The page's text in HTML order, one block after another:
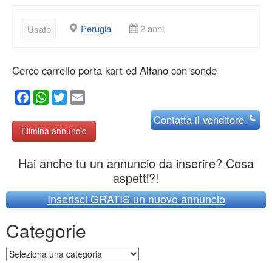
Usato Perugia 2 anni
Cerco carrello porta kart ed Alfano con sonde
Facebook
WhatsApp
Twitter
Elimina annuncio
Contattail venditore
Hai anche tu un annuncio da inserire? Cosa
aspetti?!
Inserisci GRATIS un nuovo annuncio
Categorie
Categorie